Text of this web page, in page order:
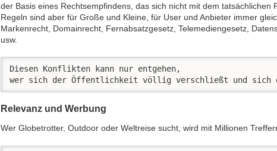
der Basis eines Rechtsempfindens, das sich nicht mit dem tatsächlichen
Regeln sind aber für Große und Kleine, für User und Anbieter immer
Markenrecht, Domainrecht, Fernabsatzgesetz, Telemediengesetz,
usw.
Diesen Konflikten kann nur entgehen,
wer sich der Öffentlichkeit völlig verschließt und sich
Relevanz und Werbung
Wer Globetrotter, Outdoor oder Weltreise sucht, wird mit Millionen